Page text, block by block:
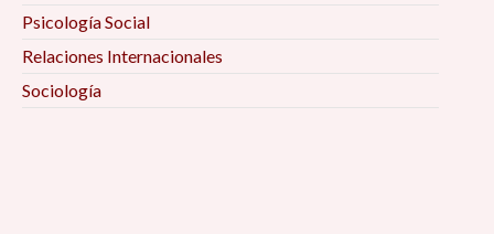
Psicología Social
Relaciones Internacionales
Sociología